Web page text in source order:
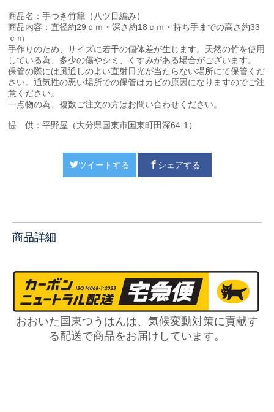
商品名：手つき竹籠（八ツ目編み）
商品内容：直径約29ｃｍ・深さ約18ｃｍ・持ち手までの高さ約33
ｃｍ
手作りのため、サイズに若干の個体差が生じます。天然の竹を使用
している為、多少の傷やシミ、くすみがある場合がございます。
保管の際には風通しのよい直射日光が当た らない場所にて保管くだ
さい。通気性の悪い場所での保管はカビの原因になりますのでご注
意ください。
一点物の為、複数ご注文の方はお問い合わせください。
提 供：平野屋（大分県国東市国東町田深64-1）
ツイートする シェアする
商品詳細
おおいた国東つうはんは、気候変動対策に貢献す
る配送で商品をお届けしています。